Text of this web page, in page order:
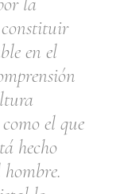
en el
el que
hecho